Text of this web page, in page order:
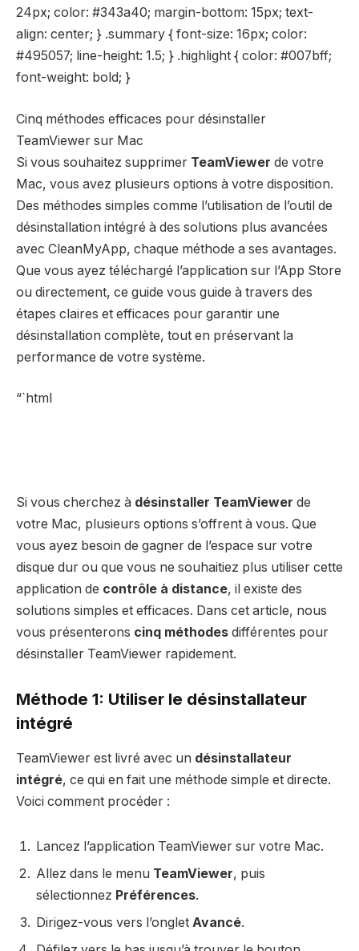
24px; color: #343a40; margin-bottom: 15px; text-
align: center; } .summary { font-size: 16px; color:
#495057; line-height: 1.5; } .highlight { color: #007bff;
font-weight: bold; }
Cinq méthodes efficaces pour désinstaller
TeamViewer sur Mac
Si vous souhaitez supprimer TeamViewer de votre
Mac, vous avez plusieurs options à votre disposition.
Des méthodes simples comme l’utilisation de l’outil de
désinstallation intégré à des solutions plus avancées
avec CleanMyApp, chaque méthode a ses avantages.
Que vous ayez téléchargé l’application sur l’App Store
ou directement, ce guide vous guide à travers des
étapes claires et efficaces pour garantir une
désinstallation complète, tout en préservant la
performance de votre système.
“`html
Si vous cherchez à désinstaller TeamViewer de
votre Mac, plusieurs options s’offrent à vous. Que
vous ayez besoin de gagner de l’espace sur votre
disque dur ou que vous ne souhaitiez plus utiliser cette
application de contrôle à distance, il existe des
solutions simples et efficaces. Dans cet article, nous
vous présenterons cinq méthodes différentes pour
désinstaller TeamViewer rapidement.
Méthode 1: Utiliser le désinstallateur
intégré
TeamViewer est livré avec un désinstallateur
intégré, ce qui en fait une méthode simple et directe.
Voici comment procéder :
Lancez l’application TeamViewer sur votre Mac.
Allez dans le menu TeamViewer, puis
sélectionnez Préférences.
Dirigez-vous vers l’onglet Avancé.